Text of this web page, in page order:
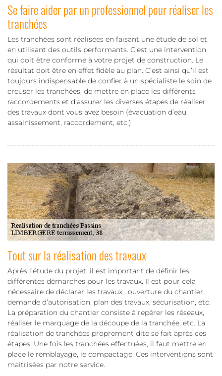
Se faire aider par un professionnel pour réaliser les
tranchées
Les tranchées sont réalisées en faisant une étude de sol et
en utilisant des outils performants. C’est une intervention
qui doit être conforme à votre projet de construction. Le
résultat doit être en effet fidèle au plan. C’est ainsi qu’il est
toujours indispensable de confier à un spécialiste le soin de
creuser les tranchées, de mettre en place les différents
raccordements et d’assurer les diverses étapes de réaliser
des travaux dont vous avez besoin (évacuation d’eau,
assainissement, raccordement, etc.)
Tout sur la réalisation des travaux
Après l’étude du projet, il est important de définir les
différentes démarches pour les travaux. Il est pour cela
nécessaire de déclarer les travaux : ouverture du chantier,
demande d’autorisation, plan des travaux, sécurisation, etc.
La préparation du chantier consiste à repérer les réseaux,
réaliser le marquage de la découpe de la tranchée, etc. La
réalisation de tranchées proprement dite se fait après ces
étapes. Une fois les tranchées effectuées, il faut mettre en
place le remblayage, le compactage. Ces interventions sont
maitrisées par notre service.